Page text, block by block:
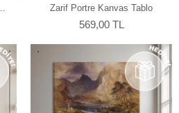
Zarif Portre Kanvas Tablo
569,00 TL